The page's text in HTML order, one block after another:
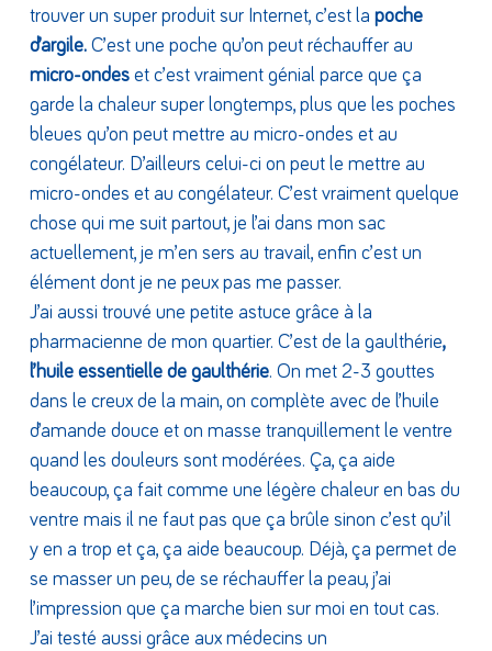
trouver un super produit sur Internet, c’est la poche
d’argile.C’est une poche qu’on peut réchauffer au
micro-ondeset c’est vraiment génial parce que ça
garde la chaleur super longtemps, plus que les poches
bleues qu’on peut mettre au micro-ondes et au
congélateur. D’ailleurs celui-ci on peut le mettre au
micro-ondes et au congélateur. C’est vraiment quelque
chose qui me suit partout, je l’ai dans mon sac
actuellement, je m’en sers au travail, enfin c’est un
élément dont je ne peux pas me passer.
J’ai aussi trouvé une petite astuce grâce à la
pharmacienne de mon quartier. C’est de la gaulthérie,
l’huile essentielle de gaulthérie. On met 2-3 gouttes
dans le creux de la main, on complète avec de l’huile
d’amande douce et on masse tranquillement le ventre
quand les douleurs sont modérées. Ça, ça aide
beaucoup, ça fait comme une légère chaleur en bas du
ventre mais il ne faut pas que ça brûle sinon c’est qu’il
y en a trop et ça, ça aide beaucoup. Déjà, ça permet de
se masser un peu, de se réchauffer la peau, j’ai
l’impression que ça marche bien sur moi en tout cas.
J’ai testé aussi grâce aux médecins un